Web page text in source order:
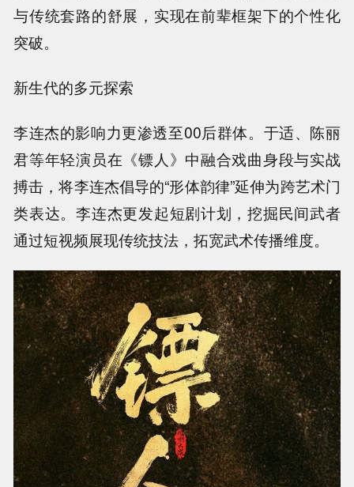
与传统套路的舒展，实现在前辈框架下的个性化
突破。
新生代的多元探索
李连杰的影响力更渗透至00后群体。于适、陈丽
君等年轻演员在《镖人》中融合戏曲身段与实战
搏击，将李连杰倡导的“形体韵律”延伸为跨艺术门
类表达。李连杰更发起短剧计划，挖掘民间武者
通过短视频展现传统技法，拓宽武术传播维度。